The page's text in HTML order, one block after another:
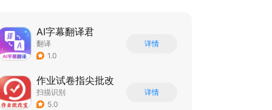
AI字幕翻译君
翻译
1.0
详情
作业试卷指尖批改
扫描识别
5.0
详情